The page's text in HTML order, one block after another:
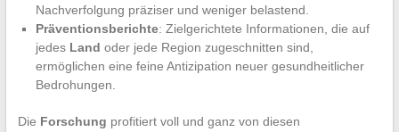
Nachverfolgung präziser und weniger belastend.
Präventionsberichte: Zielgerichtete Informationen, die auf
jedes Land oder jede Region zugeschnitten sind,
ermöglichen eine feine Antizipation neuer gesundheitlicher
Bedrohungen.
Die Forschung profitiert voll und ganz von diesen